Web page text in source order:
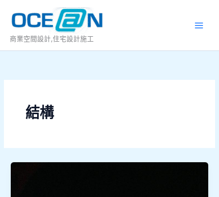
內
商業空間設計,住宅設計施工
結構